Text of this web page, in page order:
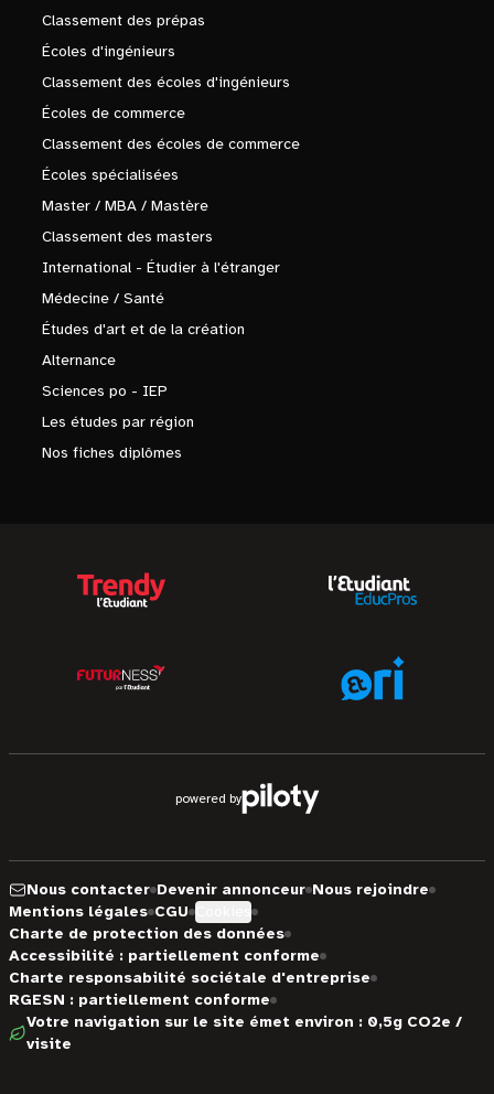
Classement des prépas
Écoles d'ingénieurs
Classement des écoles d'ingénieurs
Écoles de commerce
Classement des écoles de commerce
Écoles spécialisées
Master / MBA / Mastère
Classement des masters
International - Étudier à l'étranger
Médecine / Santé
Études d'art et de la création
Alternance
Sciences po - IEP
Les études par région
Nos fiches diplômes
powered by
Nous contacter Devenir annonceur Nous rejoindre
Mentions légales CGU
Charte de protection des données
Accessibilité : partiellement conforme
Charte responsabilité sociétale d'entreprise
RGESN : partiellement conforme
Votre navigation sur le site émet environ : 0,5g CO2e /
visite